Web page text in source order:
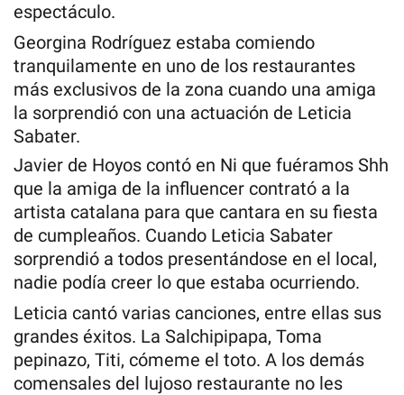
espectáculo.
Georgina Rodríguez estaba comiendo
tranquilamente en uno de los restaurantes
más exclusivos de la zona cuando una amiga
la sorprendió con una actuación de Leticia
Sabater.
Javier de Hoyos contó en Ni que fuéramos Shh
que la amiga de la influencer contrató a la
artista catalana para que cantara en su fiesta
de cumpleaños. Cuando Leticia Sabater
sorprendió a todos presentándose en el local,
nadie podía creer lo que estaba ocurriendo.
Leticia cantó varias canciones, entre ellas sus
grandes éxitos. La Salchipipapa, Toma
pepinazo, Titi, cómeme el toto. A los demás
comensales del lujoso restaurante no les